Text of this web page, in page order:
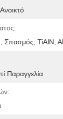
Σπασμός, TiAlN,
Παραγγελία